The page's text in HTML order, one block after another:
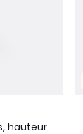
hauteur